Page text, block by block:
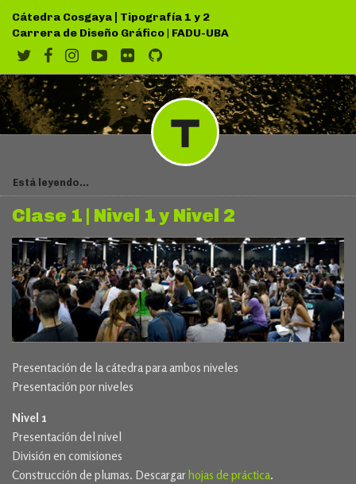
Cátedra Cosgaya | Tipografía 1 y 2
Carrera de Diseño Gráfico| FADU-UBA
Está leyendo...
Clase 1 | Nivel 1 y Nivel 2
Presentación de la cátedra para ambos niveles
Presentación por niveles
Nivel 1
Presentación del nivel
División en comisiones
Construcción de plumas. Descargar hojas de práctica.